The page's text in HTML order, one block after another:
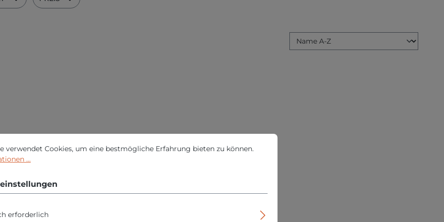
Cookies, um eine bestmögliche Erfahrung bieten zu können.
Mehr Informationen ...
verwendet Cookies, um eine bestmögliche Erfahrung bieten zu können.
...
erforderlich